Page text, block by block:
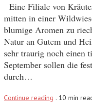
Eine Filiale von
mitten in einer
blumige Aromen zu
Natur an Gutem und
sehr traurig noch einen
September sollen die
durch…
Continue reading . 10 min